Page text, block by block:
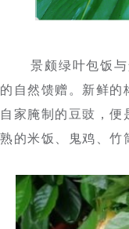
景颇绿叶包饭
的自然馈赠 。新鲜的
自家腌制的豆豉，
熟的米饭、鬼鸡、竹